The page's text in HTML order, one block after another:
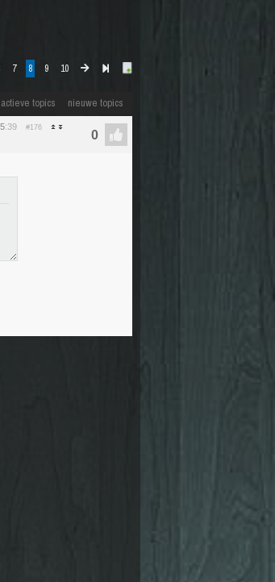
7 8 9 10
actieve topics nieuwe topics
:39 #176